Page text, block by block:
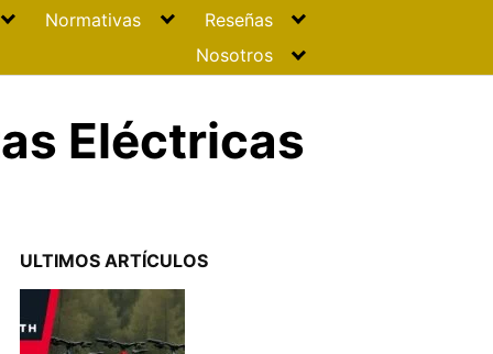
Normativas
Reseñas
Nosotros
Eléctricas
ULTIMOS ARTÍCULOS